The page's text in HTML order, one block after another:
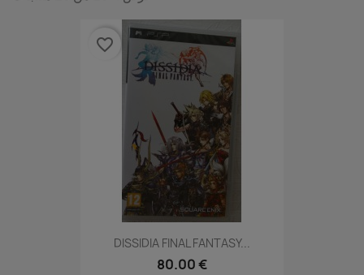
DISSIDIA FINAL FANTASY...
80.00 €
favorite_border